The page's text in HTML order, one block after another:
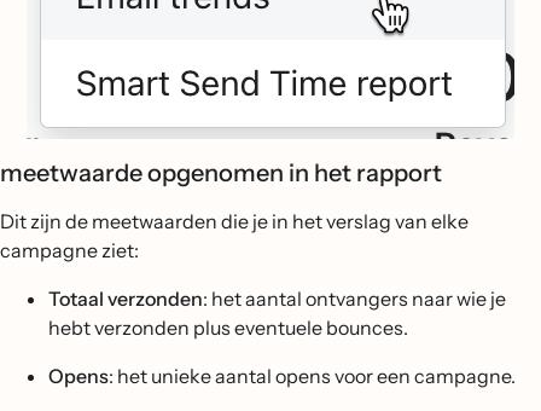
meetwaarde opgenomen in het rapport
Dit zijn de meetwaarden die je in het verslag van elke
campagne ziet:
Totaal verzonden: het aantal ontvangers naar wie je
hebt verzonden plus eventuele bounces.
Opens: het unieke aantal opens voor een campagne.